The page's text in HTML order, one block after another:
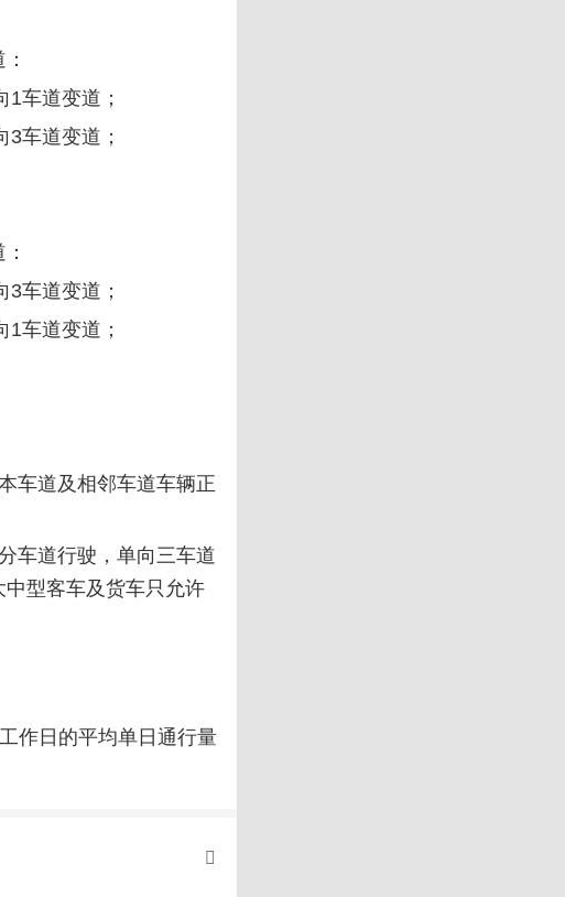
车道变道；
车道变道；
车道变道；
车道变道；
车道及相邻车道车辆正
车道行驶，单向三车道
型客车及货车只允许
作日的平均单日通行量